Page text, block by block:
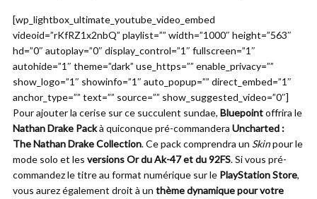
[wp_lightbox_ultimate_youtube_video_embed
videoid=”rKfRZ1x2nbQ” playlist=”” width=”1000″ height=”563″
hd=”0″ autoplay=”0″ display_control=”1″ fullscreen=”1″
autohide=”1″ theme=”dark” use_https=”” enable_privacy=””
show_logo=”1″ showinfo=”1″ auto_popup=”” direct_embed=”1″
anchor_type=”” text=”” source=”” show_suggested_video=”0″]
Pour ajouter la cerise sur ce succulent sundae, Bluepointoffrira le
Nathan Drake Packà quiconque pré-commandera Uncharted :
The Nathan Drake Collection. Ce pack comprendra un Skinpour le
mode solo et les versions Or du Ak-47 et du 92FS. Si vous pré-
commandez le titre au format numérique sur le PlayStation Store,
vous aurez également droit à un thème dynamique pour votre